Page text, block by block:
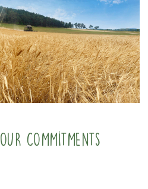
Our commitments